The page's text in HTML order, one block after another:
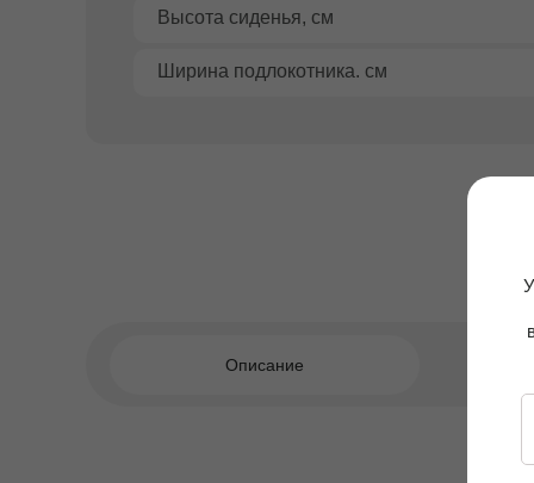
Высота сиденья, см
Ширина подлокотника. см
Описание